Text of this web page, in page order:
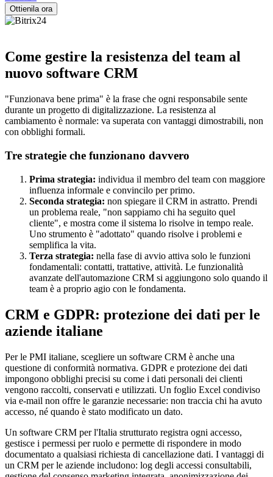
Come gestire la resistenza del team al
nuovo software CRM
"Funzionava bene prima" è la frase che ogni responsabile sente
durante un progetto di digitalizzazione. La resistenza al
cambiamento è normale: va superata con vantaggi dimostrabili, non
con obblighi formali.
Tre strategie che funzionano davvero
Prima strategia: individua il membro del team con maggiore
influenza informale e convincilo per primo.
Seconda strategia: non spiegare il CRM in astratto. Prendi
un problema reale, "non sappiamo chi ha seguito quel
cliente", e mostra come il sistema lo risolve in tempo reale.
Uno strumento è "adottato" quando risolve i problemi e
semplifica la vita.
Terza strategia: nella fase di avvio attiva solo le funzioni
fondamentali: contatti, trattative, attività. Le funzionalità
avanzate dell'automazione CRM si aggiungono solo quando il
team è a proprio agio con le fondamenta.
CRM e GDPR: protezione dei dati per le
aziende italiane
Per le PMI italiane, scegliere un software CRM è anche una
questione di conformità normativa. GDPR e protezione dei dati
impongono obblighi precisi su come i dati personali dei clienti
vengono raccolti, conservati e utilizzati. Un foglio Excel condiviso
via e-mail non offre le garanzie necessarie: non traccia chi ha avuto
accesso, né quando è stato modificato un dato.
Un software CRM per l'Italia strutturato registra ogni accesso,
gestisce i permessi per ruolo e permette di rispondere in modo
documentato a qualsiasi richiesta di cancellazione dati. I vantaggi di
un CRM per le aziende includono: log degli accessi consultabili,